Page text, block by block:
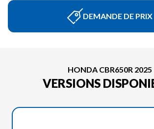
DEMANDE DE PRIX
HONDA CBR650R 2025
VERSIONS